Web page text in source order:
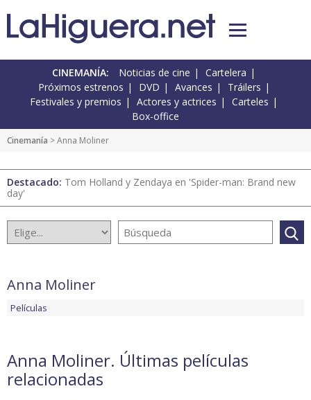
CINEMANÍA: Noticias de cine
Cartelera
Próximos estrenos
DVD Avances
Tráilers
Festivales y premios
Actores y actrices
Carteles
Box-office
Cinemanía > Anna Moliner
Destacado: Tom Holland y Zendaya en 'Spider-man: Brand new
day'
Anna Moliner
Películas
Anna Moliner. Últimas películas
relacionadas